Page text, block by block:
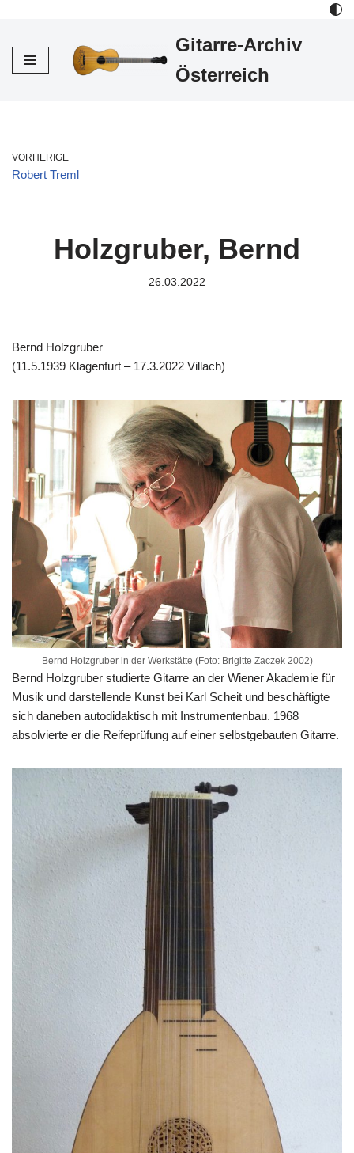
Inhalt
Gitarre-Archiv
Österreich
VORHERIGE
Robert Treml
Holzgruber, Bernd
26.03.2022
Bernd Holzgruber
(11.5.1939 Klagenfurt – 17.3.2022 Villach)
Bernd Holzgruber in der Werkstätte (Foto: Brigitte Zaczek 2002)
Bernd Holzgruber studierte Gitarre an der Wiener Akademie für
Musik und darstellende Kunst bei Karl Scheit und beschäftigte
sich daneben autodidaktisch mit Instrumentenbau. 1968
absolvierte er die Reifeprüfung auf einer selbstgebauten Gitarre.